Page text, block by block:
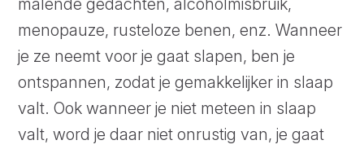
menopauze, rusteloze benen, enz. Wanneer
je ze neemt voor je gaat slapen, ben je
ontspannen, zodat je gemakkelijker in slaap
valt. Ook wanneer je niet meteen in slaap
valt, word je daar niet onrustig van, je gaat